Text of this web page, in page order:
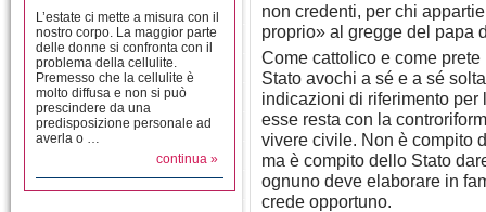
L’estate ci mette a misura con il
nostro corpo. La maggior parte
delle donne si confronta con il
problema della cellulite.
Premesso che la cellulite è
molto diffusa e non si può
prescindere da una
predisposizione personale ad
averla o …
continua »
non credenti, per chi
proprio» al gregge del papa
Come cattolico e come
Stato avochi a sé e a sé
indicazioni di riferimento per
esse resta con la
vivere civile. Non è compito
ma è compito dello Stato
ognuno deve elaborare in
crede opportuno.